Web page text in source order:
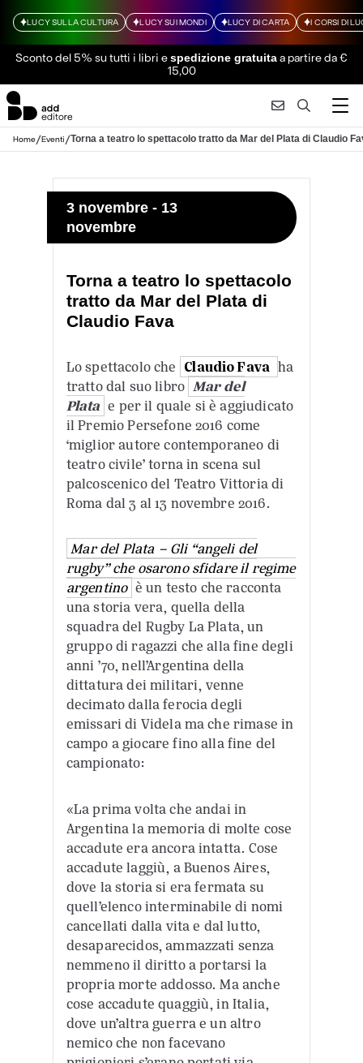
LUCY SULLA CULTURA LUCY SUI MONDI LUCY DI CARTA I CORSI DI
Sconto del 5% su tutti i libri espedizione gratuitaa partire da €
15,00
Home/Eventi/Torna a teatro lo spettacolo tratto da Mar del Plata di Claudio
3 novembre - 13
novembre
Torna a teatro lo spettacolo
tratto da Mar del Plata di
Claudio Fava
Lo spettacolo che Claudio Fava ha
tratto dal suo libro Mar del
Plata e per il quale si è aggiudicato
il Premio Persefone 2016 come
‘miglior autore contemporaneo di
teatro civile’torna in scena sul
palcoscenico del Teatro Vittoria di
Roma dal 3 al 13 novembre 2016.
Mar del Plata – Gli “angeli del
rugby” che osarono sfidare il regime
argentino è un testo che racconta
una storia vera, quella della
squadra del Rugby La Plata, un
gruppo di ragazzi che alla fine degli
anni ’70, nell’Argentina della
dittatura dei militari, venne
decimato dalla ferocia degli
emissari di Videla ma che rimase in
campo a giocare fino alla fine del
campionato:
«La prima volta che andai in
Argentina la memoria di molte cose
accadute era ancora intatta. Cose
accadute laggiù, a Buenos Aires,
dove la storia si era fermata su
quell’elenco interminabile di nomi
cancellati dalla vita e dal lutto,
desaparecidos, ammazzati senza
nemmeno il diritto a portarsi la
propria morte addosso. Ma anche
cose accadute quaggiù, in Italia,
dove un’altra guerra e un altro
nemico che non facevano